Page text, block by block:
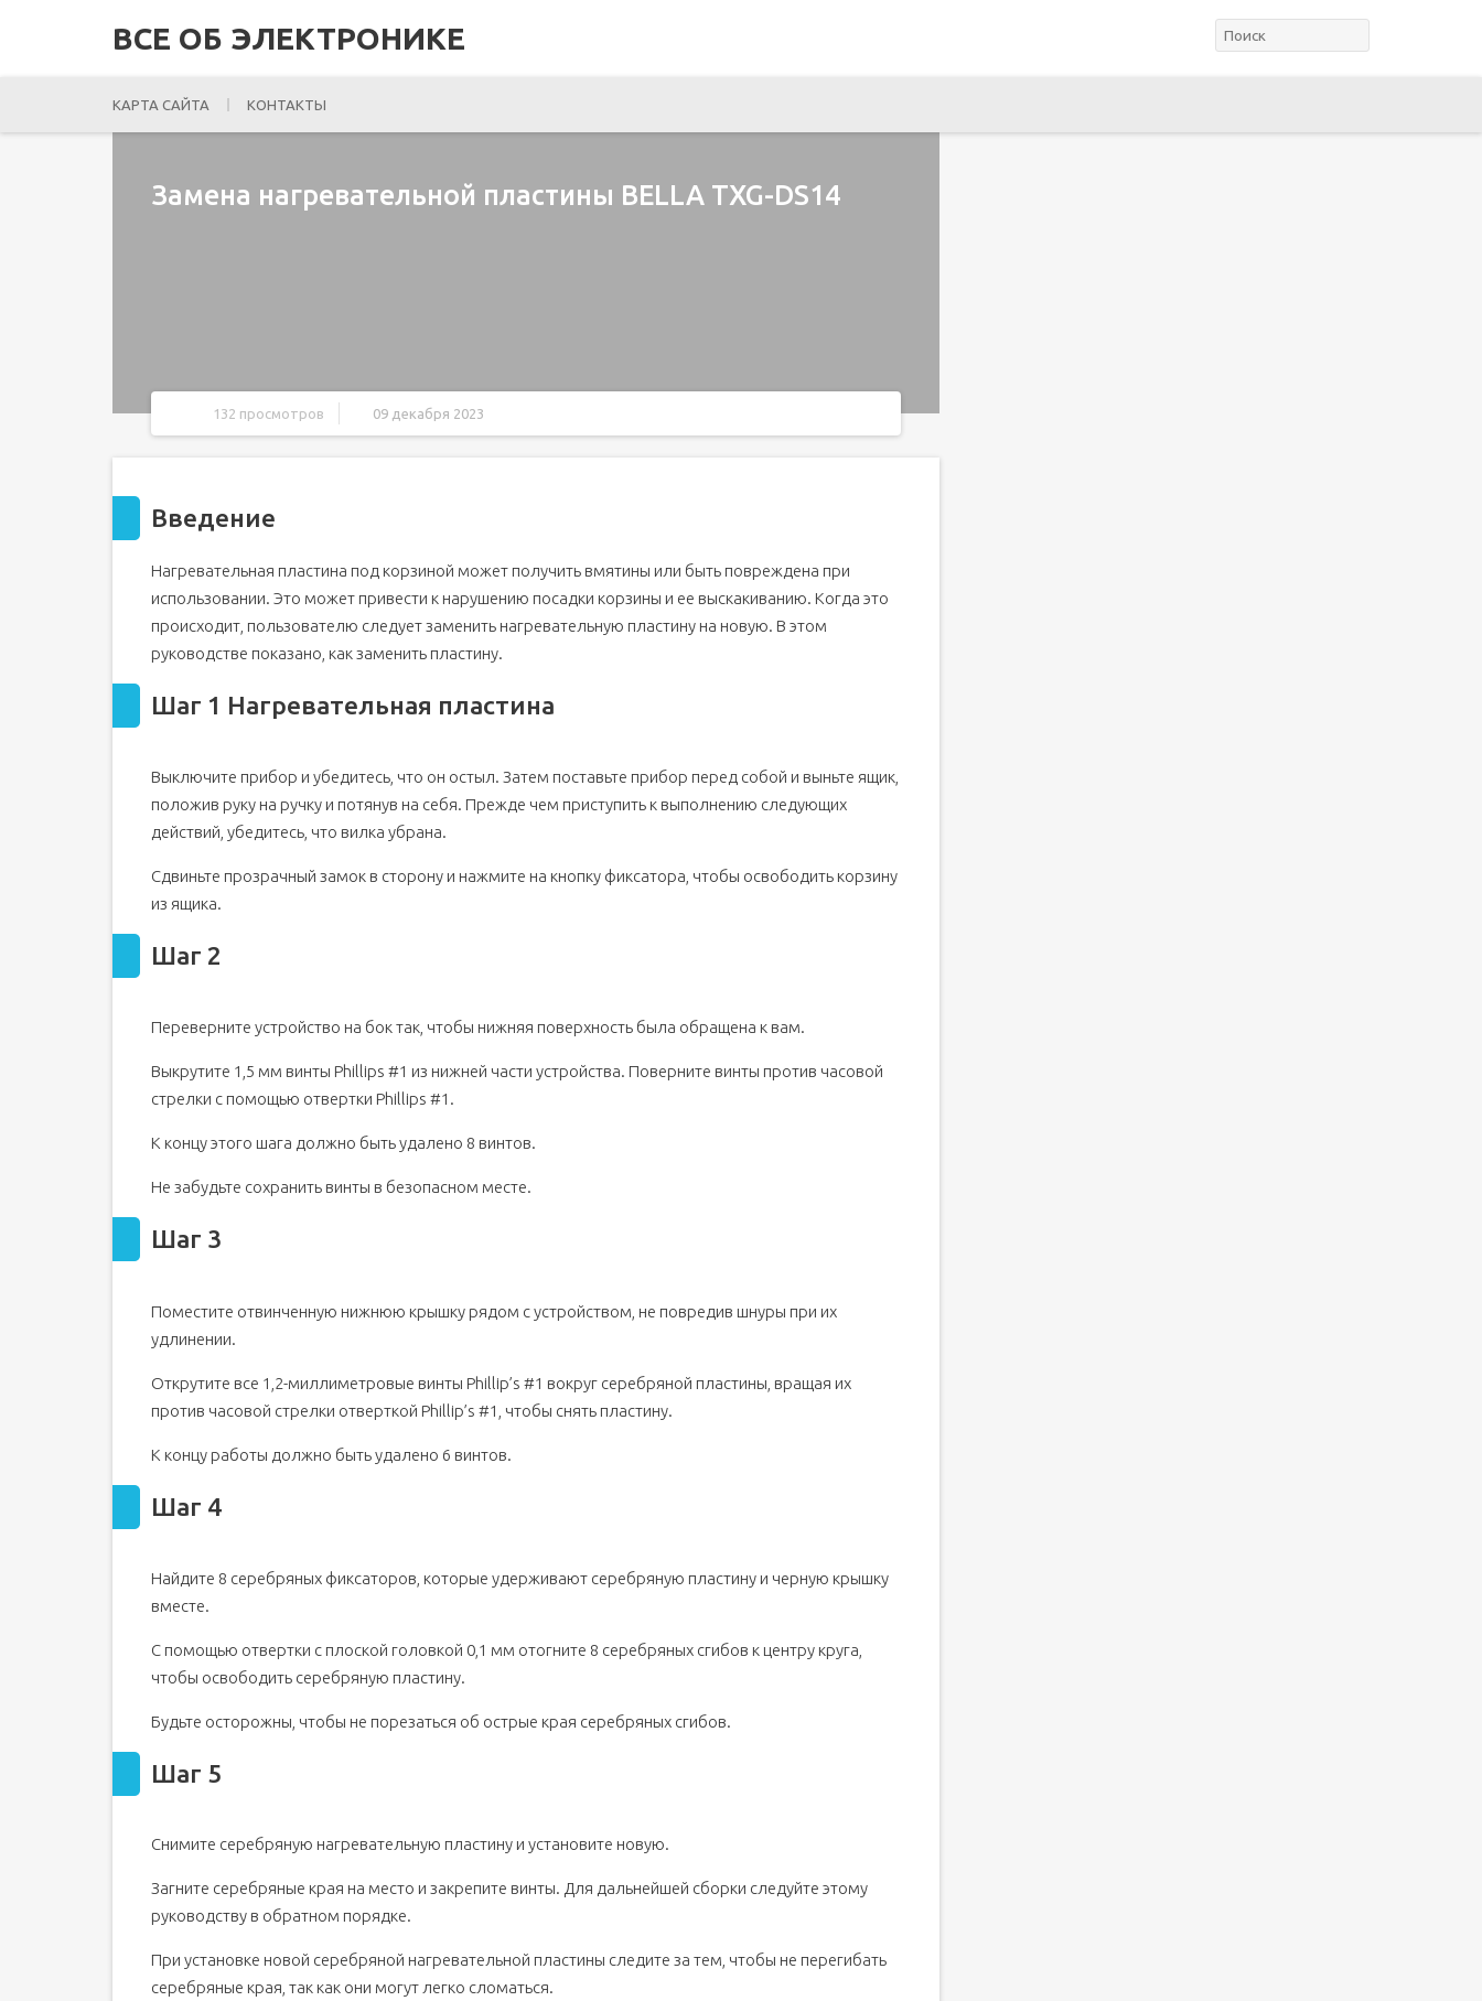
ВСЕ ОБ ЭЛЕКТРОНИКЕ
КАРТА САЙТА КОНТАКТЫ
Замена нагревательной пластины BELLA TXG-DS14
132 просмотров 09 декабря 2023
Введение
Нагревательная пластина под корзиной может получить вмятины или быть повреждена при
использовании. Это может привести к нарушению посадки корзины и ее выскакиванию. Когда это
происходит, пользователю следует заменить нагревательную пластину на новую. В этом
руководстве показано, как заменить пластину.
Шаг 1 Нагревательная пластина
Выключите прибор и убедитесь, что он остыл. Затем поставьте прибор перед собой и выньте ящик,
положив руку на ручку и потянув на себя. Прежде чем приступить к выполнению следующих
действий, убедитесь, что вилка убрана.
Сдвиньте прозрачный замок в сторону и нажмите на кнопку фиксатора, чтобы освободить корзину
из ящика.
Шаг 2
Переверните устройство на бок так, чтобы нижняя поверхность была обращена к вам.
Выкрутите 1,5 мм винты Phillips #1 из нижней части устройства. Поверните винты против часовой
стрелки с помощью отвертки Phillips #1.
К концу этого шага должно быть удалено 8 винтов.
Не забудьте сохранить винты в безопасном месте.
Шаг 3
Поместите отвинченную нижнюю крышку рядом с устройством, не повредив шнуры при их
удлинении.
Открутите все 1,2-миллиметровые винты Phillip’s #1 вокруг серебряной пластины, вращая их
против часовой стрелки отверткой Phillip’s #1, чтобы снять пластину.
К концу работы должно быть удалено 6 винтов.
Шаг 4
Найдите 8 серебряных фиксаторов, которые удерживают серебряную пластину и черную крышку
вместе.
С помощью отвертки с плоской головкой 0,1 мм отогните 8 серебряных сгибов к центру круга,
чтобы освободить серебряную пластину.
Будьте осторожны, чтобы не порезаться об острые края серебряных сгибов.
Шаг 5
Снимите серебряную нагревательную пластину и установите новую.
Загните серебряные края на место и закрепите винты. Для дальнейшей сборки следуйте этому
руководству в обратном порядке.
При установке новой серебряной нагревательной пластины следите за тем, чтобы не перегибать
серебряные края, так как они могут легко сломаться.